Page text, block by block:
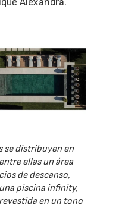
se distribuyen en
ellas un área
de descanso,
piscina infinity,
en un tono